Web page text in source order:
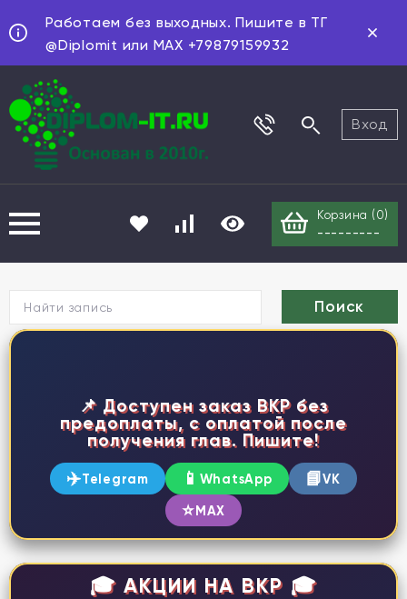
Работаем без выходных. Пишите в ТГ
@Diplomit или MAX +79879159932
Вход
Корзина ( 0)
---------
📌 Доступен заказ ВКР без
предоплаты, с оплатой после
получения глав. Пишите!
✈️Telegram 📱 WhatsApp 📘VK
⭐MAX
🎓 АКЦИИ НА ВКР 🎓